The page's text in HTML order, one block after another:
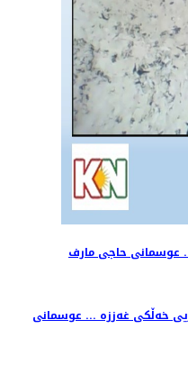
عوسمانی حاجی مارف
خەڵکی غەززە ... عوسمانی